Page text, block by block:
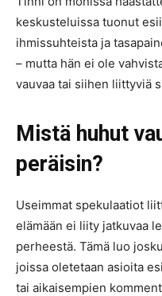
keskusteluissa tuonut
ihmissuhteista ja
– mutta hän ei ole
vauvaa tai siihen liittyviä
Mistä huhut
peräisin?
Useimmat spekulaatiot
elämään ei liity jatkuvaa
perheestä. Tämä luo
joissa oletetaan asioita
tai aikaisempien